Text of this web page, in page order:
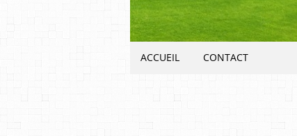
ACCUEIL CONTACT